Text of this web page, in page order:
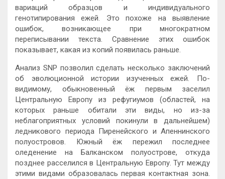
вариаций образцов и индивидуального
генотипирования ежей. Это похоже на выявление
ошибок, возникающее при многократном
переписывании текста. Cравнение этих ошибок
показывает, какая из копий появилась раньше.
Анализ SNP позволил сделать несколько заключений
об эволюционной истории изученных ежей. По-
видимому, обыкновенный ёж
первым заселил
Центральную Европу из рефугиумов (областей, на
которых раньше обитали эти виды, но из-за
неблагоприятных условий покинули в дальнейшем)
ледникового периода Пиренейского и Апеннинского
полуостровов. Южный ёж пережил последнее
оледенение на Балканском полуострове, откуда
позднее расселился в Центральную Европу. Тут между
этими видами образовалась первая контактная зона.